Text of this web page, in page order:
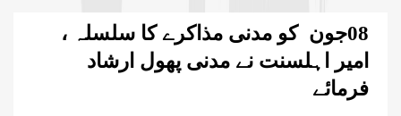
08جون کو مدنی مذاکرے کا سلسلہ ،
امیر اہلسنت نے مدنی پھول ارشاد
فرمائے